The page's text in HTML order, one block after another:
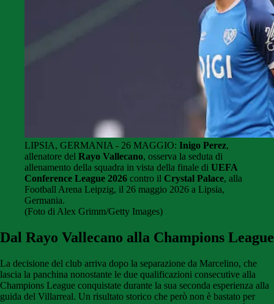
LIPSIA, GERMANIA - 26 MAGGIO: Inigo Perez,
allenatore del Rayo Vallecano, osserva la seduta di
allenamento della squadra in vista della finale di UEFA
Conference League 2026 contro il Crystal Palace, alla
Football Arena Leipzig, il 26 maggio 2026 a Lipsia,
Germania.
(Foto di Alex Grimm/Getty Images)
Dal Rayo Vallecano alla Champions League
La decisione del club arriva dopo la separazione da Marcelino, che
lascia la panchina nonostante le due qualificazioni consecutive alla
Champions League conquistate durante la sua seconda esperienza alla
guida del Villarreal. Un risultato storico che però non è bastato per